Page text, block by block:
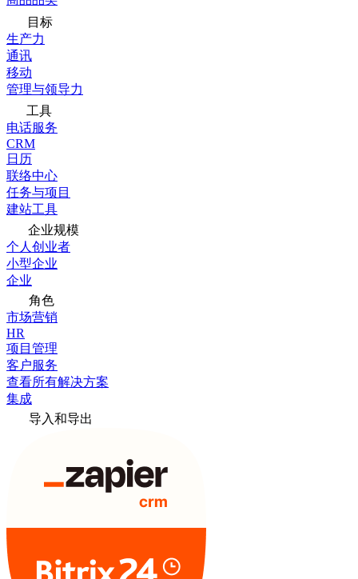
目标
生产力
通讯
移动
管理与领导力
工具
电话服务
CRM
日历
联络中心
任务与项目
建站工具
企业规模
个人创业者
小型企业
企业
角色
市场营销
HR
项目管理
客户服务
查看所有解决方案
集成
导入和导出